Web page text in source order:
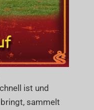
ist und
sammelt